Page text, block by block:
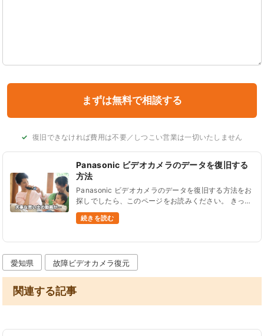
復旧できなければ費用は不要／しつこい営業は一切いたしません
Panasonic ビデオカメラのデータを復旧する
方法
Panasonic ビデオカメラのデータを復旧する方法をお
探しでしたら、このページをお読みください。 きっと
あなたの悩みを解決できるはずです。 電源が入らな
い、画面が映らない、タッチパネルが反応しない、誤
続きを読む
愛知県 故障ビデオカメラ復元
関連する記事